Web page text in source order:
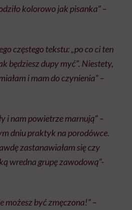
kolorowo jak pisanka” –
częstego tekstu: „po co ci ten
będziesz dupy myć”. Niestety,
i mam do czynienia” –
i nam powietrze marnują” –
dniu praktyk na porodówce.
zastanawiałam się czy
wredna grupę zawodową”-
możesz być zmęczona!” –